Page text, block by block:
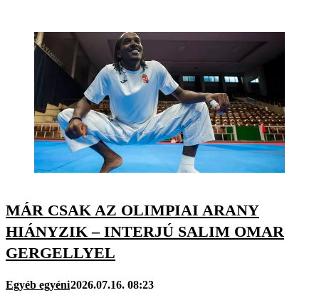
MÁR CSAK AZ OLIMPIAI ARANY
HIÁNYZIK – INTERJÚ SALIM OMAR
GERGELLYEL
Egyéb egyéni2026.07.16. 08:23